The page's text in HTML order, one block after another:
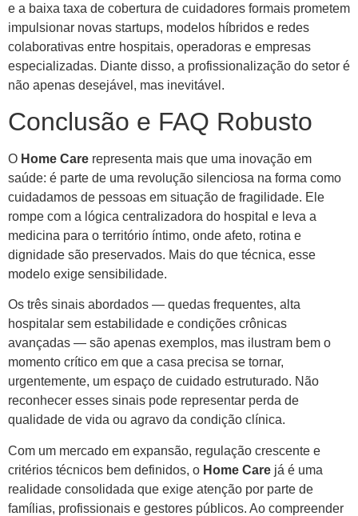
e a baixa taxa de cobertura de cuidadores formais prometem
impulsionar novas startups, modelos híbridos e redes
colaborativas entre hospitais, operadoras e empresas
especializadas. Diante disso, a profissionalização do setor é
não apenas desejável, mas inevitável.
Conclusão e FAQ Robusto
O Home Care representa mais que uma inovação em
saúde: é parte de uma revolução silenciosa na forma como
cuidadamos de pessoas em situação de fragilidade. Ele
rompe com a lógica centralizadora do hospital e leva a
medicina para o território íntimo, onde afeto, rotina e
dignidade são preservados. Mais do que técnica, esse
modelo exige sensibilidade.
Os três sinais abordados — quedas frequentes, alta
hospitalar sem estabilidade e condições crônicas
avançadas — são apenas exemplos, mas ilustram bem o
momento crítico em que a casa precisa se tornar,
urgentemente, um espaço de cuidado estruturado. Não
reconhecer esses sinais pode representar perda de
qualidade de vida ou agravo da condição clínica.
Com um mercado em expansão, regulação crescente e
critérios técnicos bem definidos, o Home Care já é uma
realidade consolidada que exige atenção por parte de
famílias, profissionais e gestores públicos. Ao compreender